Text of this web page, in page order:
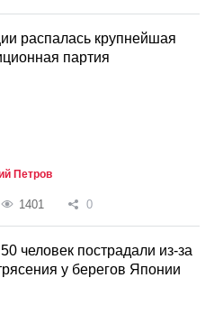
распалась крупнейшая
партия
Петров
1401 0
человек пострадали из-за
у берегов Японии